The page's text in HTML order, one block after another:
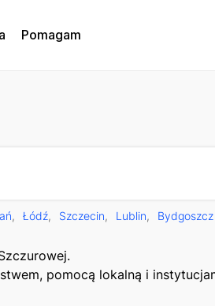
Pomagam
Łódź Szczecin Lublin Bydgoszcz
pomocą lokalną i